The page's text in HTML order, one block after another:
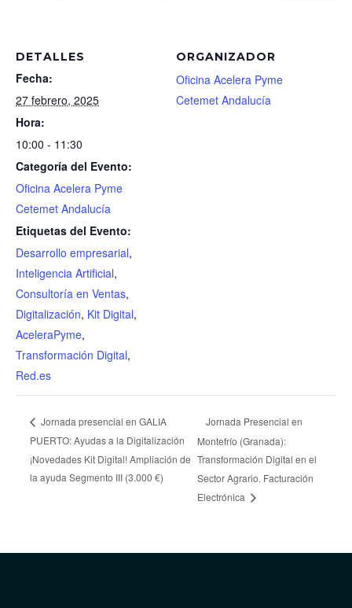
DETALLES
Fecha:
27 febrero, 2025
Hora:
10:00 - 11:30
Categoría del Evento:
Oficina Acelera Pyme
Cetemet Andalucía
Etiquetas del Evento:
Desarrollo empresarial,
Inteligencia Artificial,
Consultoría en Ventas,
Digitalización, Kit Digital,
AceleraPyme,
Transformación Digital,
Red.es
ORGANIZADOR
Oficina Acelera Pyme
Cetemet Andalucía
Jornada presencial en GALIA
PUERTO: Ayudas a la Digitalización
¡Novedades Kit Digital! Ampliación de
la ayuda Segmento III (3.000 €)
Jornada Presencial en
Montefrío (Granada):
Transformación Digital en el
Sector Agrario. Facturación
Electrónica